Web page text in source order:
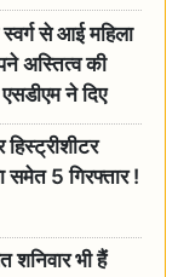
से आई महिला
अस्तित्व की
ने दिए
समेत 5 गिरफ्तार !
शनिवार भी हैं